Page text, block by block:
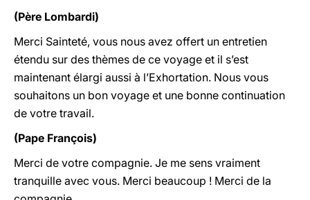
(Père Lombardi)
Merci Sainteté, vous nous avez offert un entretien
étendu sur des thèmes de ce voyage et il s’est
maintenant élargi aussi à l’Exhortation. Nous vous
souhaitons un bon voyage et une bonne continuation
de votre travail.
(Pape François)
Merci de votre compagnie. Je me sens vraiment
tranquille avec vous. Merci beaucoup ! Merci de la